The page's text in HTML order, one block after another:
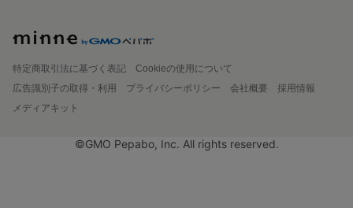
特定商取引法に基づく表記
Cookieの使用について
広告識別子の取得・利用
プライバシーポリシー 会社概要
採用情報
メディアキット
©GMO Pepabo, Inc. All rights reserved.